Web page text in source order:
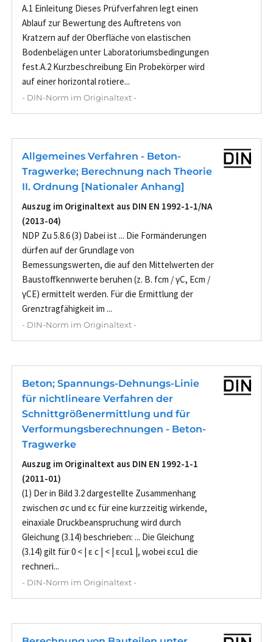
A.1 Einleitung Dieses Prüfverfahren legt einen
Ablauf zur Bewertung des Auftretens von
Kratzern auf der Oberfläche von elastischen
Bodenbelägen unter Laboratoriumsbedingungen
fest.A.2 Kurzbeschreibung Ein Probekörper wird
auf einer horizontal rotiere...
- DIN-Norm im Originaltext -
Allgemeines Verfahren - Beton-
Tragwerke; Berechnung nach Theorie
II. Ordnung [Nationaler Anhang]
Auszug im Originaltext aus DIN EN 1992-1-1/NA
(2013-04)
NDP Zu 5.8.6 (3) Dabei ist ... Die Formänderungen
dürfen auf der Grundlage von
Bemessungswerten, die auf den Mittelwerten der
Baustoffkennwerte beruhen (z. B. fcm / γC, Ecm /
γCE) ermittelt werden. Für die Ermittlung der
Grenztragfähigkeit im ...
- DIN-Norm im Originaltext -
Beton; Spannungs-Dehnungs-Linie
für nichtlineare Verfahren der
Schnittgrößenermittlung und für
Verformungsberechnungen - Beton-
Tragwerke
Auszug im Originaltext aus DIN EN 1992-1-1
(2011-01)
(1) Der in Bild 3.2 dargestellte Zusammenhang
zwischen σc und εc für eine kurzzeitig wirkende,
einaxiale Druckbeanspruchung wird durch
Gleichung (3.14) beschrieben: ... Die Gleichung
(3.14) gilt für 0 < | ε c | < | εcu1 |, wobei εcu1 die
rechneri...
- DIN-Norm im Originaltext -